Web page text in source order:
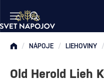
/ NÁPOJE / LIEHOVINY /
Old Herold Lieh